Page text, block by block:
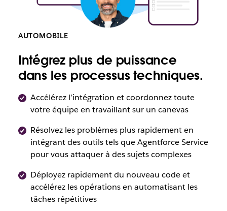
AUTOMOBILE
Intégrez plus de puissance
dans les processus techniques.
Accélérez l’intégration et coordonnez toute
votre équipe en travaillant sur un canevas
Résolvez les problèmes plus rapidement en
intégrant des outils tels que Agentforce Service
pour vous attaquer à des sujets complexes
Déployez rapidement du nouveau code et
accélérez les opérations en automatisant les
tâches répétitives